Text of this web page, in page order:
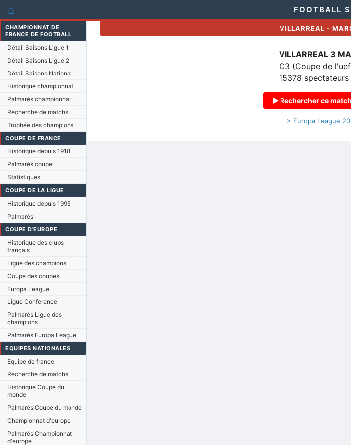
⌂ FOOTBALL
CHAMPIONNAT DE
FRANCE DE FOOTBALL
Détail Saisons Ligue 1
Détail Saisons Ligue 2
Détail Saisons National
Historique championnat
Palmarès championnat
Recherche de matchs
Trophée des champions
COUPE DE FRANCE
Historique depuis 1918
Palmarès coupe
Statistiques
COUPE DE LA LIGUE
Historique depuis 1995
Palmarès
COUPE D'EUROPE
Historique des clubs
français
Ligue des champions
Coupe des coupes
Europa League
Ligue Conference
Palmarès Ligue des
champions
Palmarès Europa League
EQUIPES NATIONALES
Equipe de france
Recherche de matchs
Historique Coupe du
monde
Palmarès Coupe du monde
Championnat d'europe
Palmarès Championnat
d'europe
VILLARREAL -
VILLARREAL 3
C3 (Coupe de
15378 spectateurs
▶ Rechercher ce
> Europa League